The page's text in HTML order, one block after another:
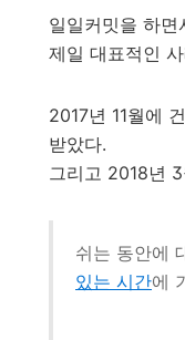
일일커밋을 하
제일 대표적인
2017년 11월에
받았다.
그리고 2018년
쉬는 동안에
있는 시간에